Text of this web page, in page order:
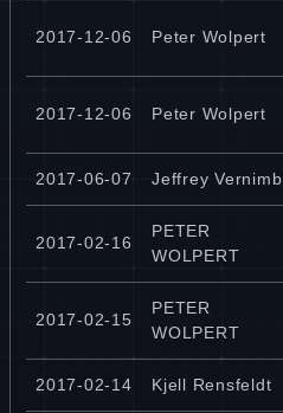
2017-12-06 Peter Wolpert
2017-12-06 Peter Wolpert
2017-06-07 Jeffrey Vernimb
2017-02-16
PETER
WOLPERT
2017-02-15
PETER
WOLPERT
2017-02-14 Kjell Rensfeldt